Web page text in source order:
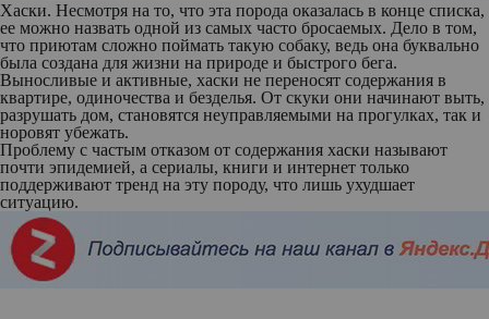
Хаски. Несмотря на то, что эта порода оказалась в конце списка,
ее можно назвать одной из самых часто бросаемых. Дело в том,
что приютам сложно поймать такую собаку, ведь она буквально
была создана для жизни на природе и быстрого бега.
Выносливые и активные, хаски не переносят содержания в
квартире, одиночества и безделья. От скуки они начинают выть,
разрушать дом, становятся неуправляемыми на прогулках, так и
норовят убежать.
Проблему с частым отказом от содержания хаски называют
почти эпидемией, а сериалы, книги и интернет только
поддерживают тренд на эту породу, что лишь ухудшает
ситуацию.